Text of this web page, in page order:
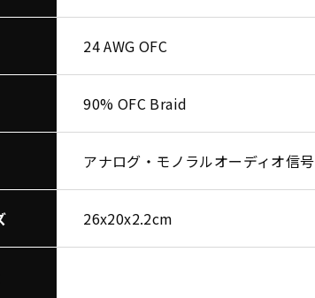
24 AWG OFC
90% OFC Braid
アナログ・モノラルオーディオ信号
26x20x2.2cm